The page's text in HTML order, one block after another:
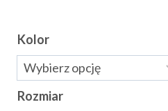
Kolor
Rozmiar